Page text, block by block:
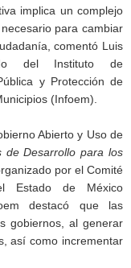
implica un complejo
para cambiar
comentó Luis
del Instituto de
y Protección de
(Infoem).
Abierto y Uso de
de Desarrollo para los
por el Comité
Estado de México
destacó que las
gobiernos, al generar
así como incrementar